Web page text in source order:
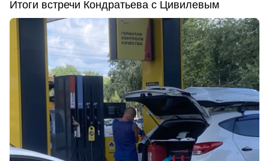
Итоги встречи Кондратьева с Цивилевым